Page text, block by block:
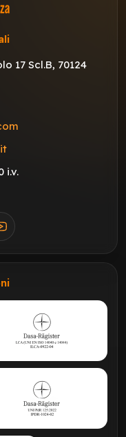
17 Scl.B, 70124
i.v.